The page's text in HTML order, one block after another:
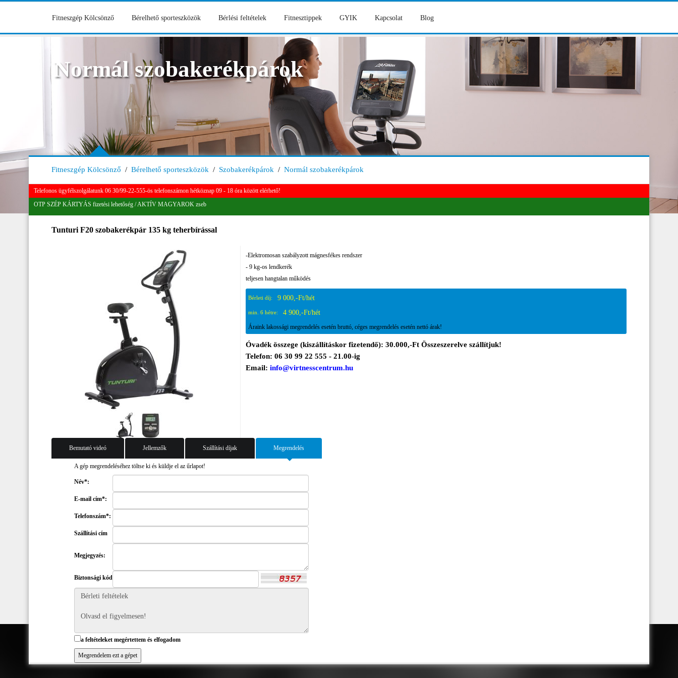
Fitneszgép Kölcsönző Bérelhető sporteszközök Bérlési feltételek Fitnesztippek GYIK Kapcsolat Blog
Normál szobakerékpárok
Fitneszgép Kölcsönző / Bérelhető sporteszközök / Szobakerékpárok / Normál szobakerékpárok
Telefonos ügyfélszolgálatunk 06 30/99-22-555-ös telefonszámon hétköznap 09 - 18 óra között elérhető!
OTP SZÉP KÁRTYÁS fizetési lehetőség / AKTÍV MAGYAROK zseb
Tunturi F20 szobakerékpár 135 kg teherbírással
-Elektromosan szabályzott mágnesfékes rendszer
- 9 kg-os lendkerék
teljesen hangtalan működés
Bérleti díj: 9 000,-Ft/hét
min. 6 hétre: 4 900,-Ft/hét
Áraink lakossági megrendelés esetén bruttó, céges megrendelés esetén nettó árak!
Óvadék összege (kiszállításkor fizetendő): 30.000,-Ft Összeszerelve szállítjuk!
Telefon: 06 30 99 22 555 - 21.00-ig
Email: info@virtnesscentrum.hu
Bemutató videó Jellemzők Szállítási díjak Megrendelés
A gép megrendeléséhez töltse ki és küldje el az űrlapot!
Név*:
E-mail cím*:
Telefonszám*:
Szállítási cím
Megjegyzés:
Biztonsági kód
a feltételeket megértettem és elfogadom